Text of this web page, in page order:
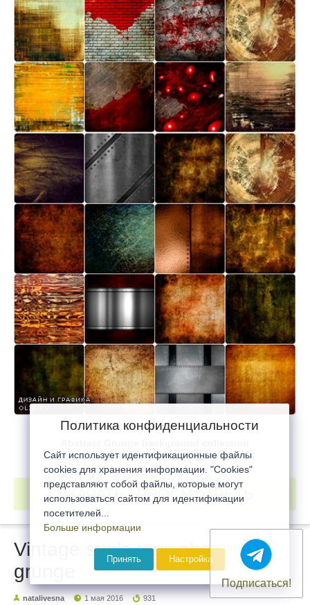
34 JPEG / ~4000 x 3000 / 255,4 Mb
СКАЧАТЬ / ПРОСМОТРЕТЬ
Vintage sun's rays abstract
grunge
natalivesna 1 мая 2016 931
Подписаться!
Политика конфиденциальности
Сайт использует идентификационные файлы
cookies для хранения информации. "Cookies"
представляют собой файлы, которые могут
использоваться сайтом для идентификации
посетителей...
Больше информации
Принять Настройка